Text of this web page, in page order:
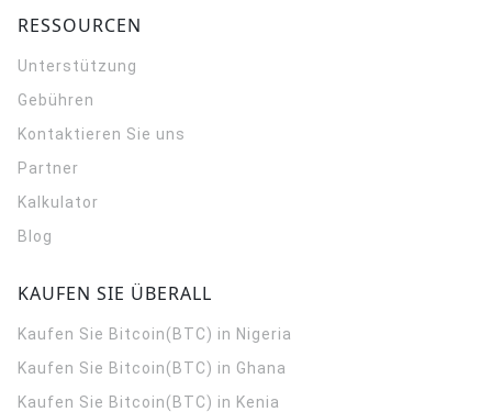
RESSOURCEN
Unterstützung
Gebühren
Kontaktieren Sie uns
Partner
Kalkulator
Blog
KAUFEN SIE ÜBERALL
Kaufen Sie Bitcoin(BTC) in Nigeria
Kaufen Sie Bitcoin(BTC) in Ghana
Kaufen Sie Bitcoin(BTC) in Kenia